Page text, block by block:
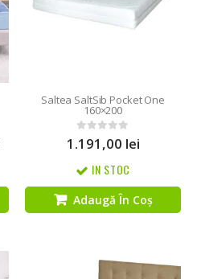
Saltea SaltSib Pocket One
160×200
0out of 5
1.191,00 lei
IN STOC
Adaugă În Coș